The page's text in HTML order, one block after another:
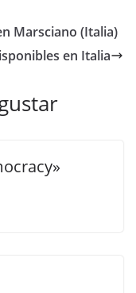
Marsciano (Italia)
en Italia